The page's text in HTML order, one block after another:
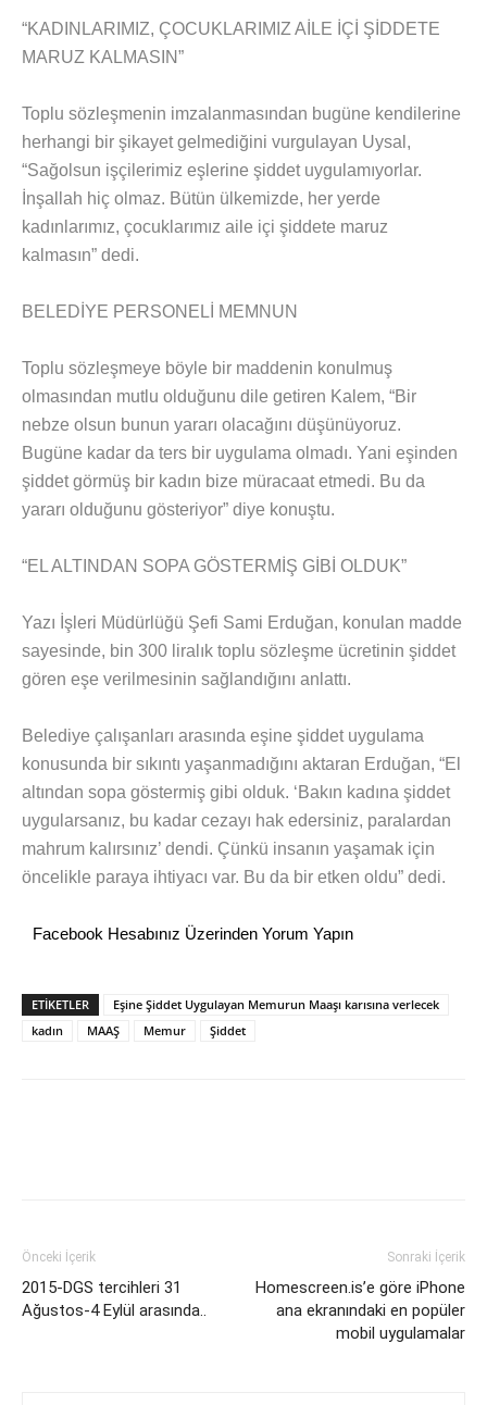
“KADINLARIMIZ, ÇOCUKLARIMIZ AİLE İÇİ ŞİDDETE
MARUZ KALMASIN”
Toplu sözleşmenin imzalanmasından bugüne kendilerine
herhangi bir şikayet gelmediğini vurgulayan Uysal,
“Sağolsun işçilerimiz eşlerine şiddet uygulamıyorlar.
İnşallah hiç olmaz. Bütün ülkemizde, her yerde
kadınlarımız, çocuklarımız aile içi şiddete maruz
kalmasın” dedi.
BELEDİYE PERSONELİ MEMNUN
Toplu sözleşmeye böyle bir maddenin konulmuş
olmasından mutlu olduğunu dile getiren Kalem, “Bir
nebze olsun bunun yararı olacağını düşünüyoruz.
Bugüne kadar da ters bir uygulama olmadı. Yani eşinden
şiddet görmüş bir kadın bize müracaat etmedi. Bu da
yararı olduğunu gösteriyor” diye konuştu.
“EL ALTINDAN SOPA GÖSTERMİŞ GİBİ OLDUK”
Yazı İşleri Müdürlüğü Şefi Sami Erduğan, konulan madde
sayesinde, bin 300 liralık toplu sözleşme ücretinin şiddet
gören eşe verilmesinin sağlandığını anlattı.
Belediye çalışanları arasında eşine şiddet uygulama
konusunda bir sıkıntı yaşanmadığını aktaran Erduğan, “El
altından sopa göstermiş gibi olduk. ‘Bakın kadına şiddet
uygularsanız, bu kadar cezayı hak edersiniz, paralardan
mahrum kalırsınız’ dendi. Çünkü insanın yaşamak için
öncelikle paraya ihtiyacı var. Bu da bir etken oldu” dedi.
Facebook Hesabınız Üzerinden Yorum Yapın
ETİKETLER
Eşine Şiddet Uygulayan Memurun Maaşı karısına verlecek
kadın
MAAŞ Memur Şiddet
Önceki İçerik
2015-DGS tercihleri 31
Ağustos-4 Eylül arasında..
Sonraki İçerik
Homescreen.is’e göre iPhone
ana ekranındaki en popüler
mobil uygulamalar